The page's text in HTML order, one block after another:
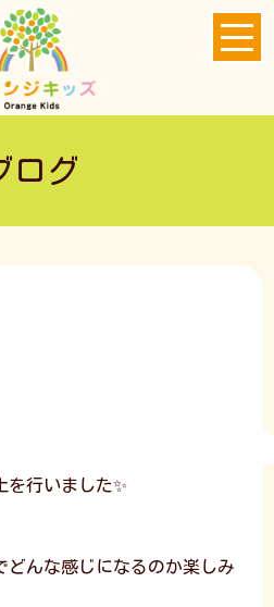
ログ
を行いました✨
どんな感じになるのか楽しみ